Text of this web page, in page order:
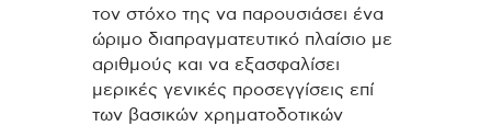
τον στόχο της να παρουσιάσει ένα
ώριμο διαπραγματευτικό πλαίσιο με
αριθμούς και να εξασφαλίσει
μερικές γενικές προσεγγίσεις επί
των βασικών χρηματοδοτικών